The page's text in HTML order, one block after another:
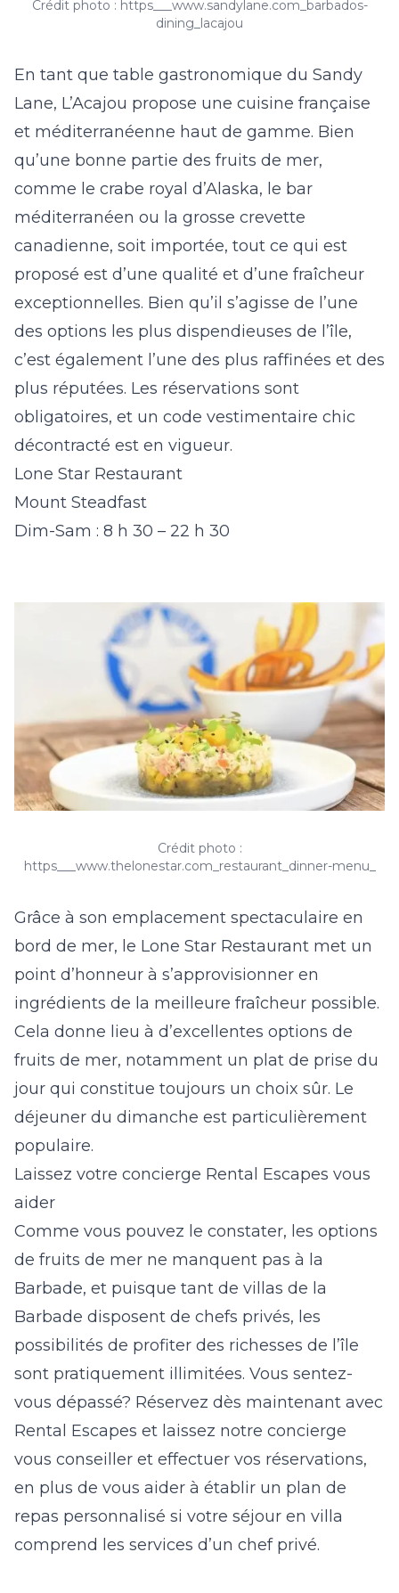
Crédit photo : https___www.sandylane.com_barbados-
dining_lacajou
En tant que table gastronomique du Sandy
Lane, L’Acajou propose une cuisine française
et méditerranéenne haut de gamme. Bien
qu’une bonne partie des fruits de mer,
comme le crabe royal d’Alaska, le bar
méditerranéen ou la grosse crevette
canadienne, soit importée, tout ce qui est
proposé est d’une qualité et d’une fraîcheur
exceptionnelles. Bien qu’il s’agisse de l’une
des options les plus dispendieuses de l’île,
c’est également l’une des plus raffinées et des
plus réputées. Les réservations sont
obligatoires, et un code vestimentaire chic
décontracté est en vigueur.
Lone Star Restaurant
Mount Steadfast
Dim-Sam : 8 h 30 – 22 h 30
Crédit photo :
https___www.thelonestar.com_restaurant_dinner-menu_
Grâce à son emplacement spectaculaire en
bord de mer, le Lone Star Restaurant met un
point d’honneur à s’approvisionner en
ingrédients de la meilleure fraîcheur possible.
Cela donne lieu à d’excellentes options de
fruits de mer, notamment un plat de prise du
jour qui constitue toujours un choix sûr. Le
déjeuner du dimanche est particulièrement
populaire.
Laissez votre concierge Rental Escapes vous
aider
Comme vous pouvez le constater, les options
de fruits de mer ne manquent pas à la
Barbade, et puisque tant de villas de la
Barbade disposent de chefs privés, les
possibilités de profiter des richesses de l’île
sont pratiquement illimitées. Vous sentez-
vous dépassé? Réservez dès maintenant avec
Rental Escapes et laissez notre concierge
vous conseiller et effectuer vos réservations,
en plus de vous aider à établir un plan de
repas personnalisé si votre séjour en villa
comprend les services d’un chef privé.